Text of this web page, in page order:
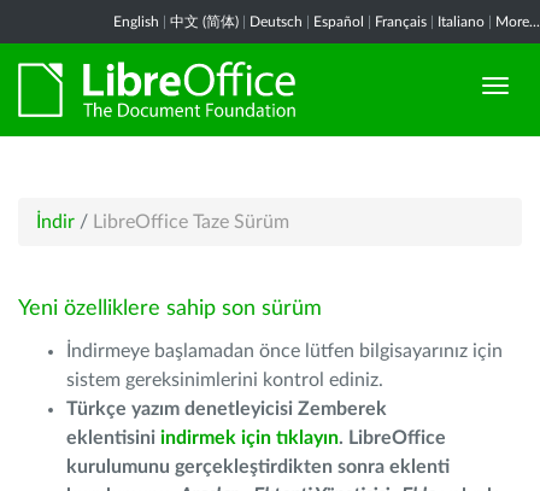
English 中文 (简体) Deutsch Español Français Italiano More...
İndir / LibreOffice Taze Sürüm
Yeni özelliklere sahip son sürüm
İndirmeye başlamadan önce lütfen bilgisayarınız için
sistem gereksinimlerini kontrol ediniz.
Türkçe yazım denetleyicisi Zemberek
eklentisini indirmek için tıklayın. LibreOffice
kurulumunu gerçekleştirdikten sonra eklenti